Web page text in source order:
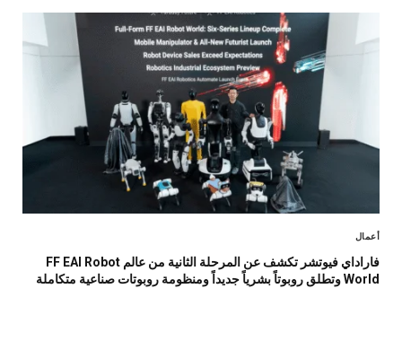
أعمال
فاراداي فيوتشر تكشف عن المرحلة الثانية من عالم FF EAI Robot
World وتطلق روبوتاً بشرياً جديداً ومنظومة روبوتات صناعية متكاملة